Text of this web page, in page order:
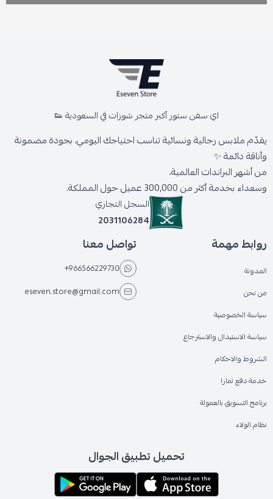
اي سفن ستور أكبر متجر شوزات في السعودية 👟
يقدّم ملابس رجالية ونسائية تناسب احتياجك اليومي، بجودة مضمونة
وأناقة دائمة ✨
من أشهر البراندات العالمية،
وسعداء بخدمة أكثر من 300,000 عميل حول المملكة.
السجل التجاري
2031106284
روابط مهمة
المدونة
من نحن
سياسة الخصوصية
سياسة الاستبدال والاسترجاع
الشروط والاحكام
خدمة دفع تمارا
برنامج التسويق بالعمولة
نظام الولاء
تواصل معنا
+966566229730
eseven.store@gmail.com
تحميل تطبيق الجوال